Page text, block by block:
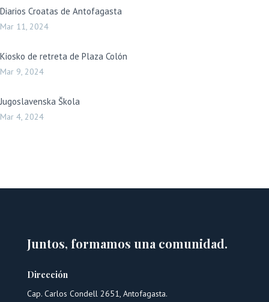
Diarios Croatas de Antofagasta
Mar 11, 2024
Kiosko de retreta de Plaza Colón
Mar 9, 2024
Jugoslavenska Škola
Mar 4, 2024
Juntos, formamos una comunidad.
Dirección
Cap. Carlos Condell 2651, Antofagasta.